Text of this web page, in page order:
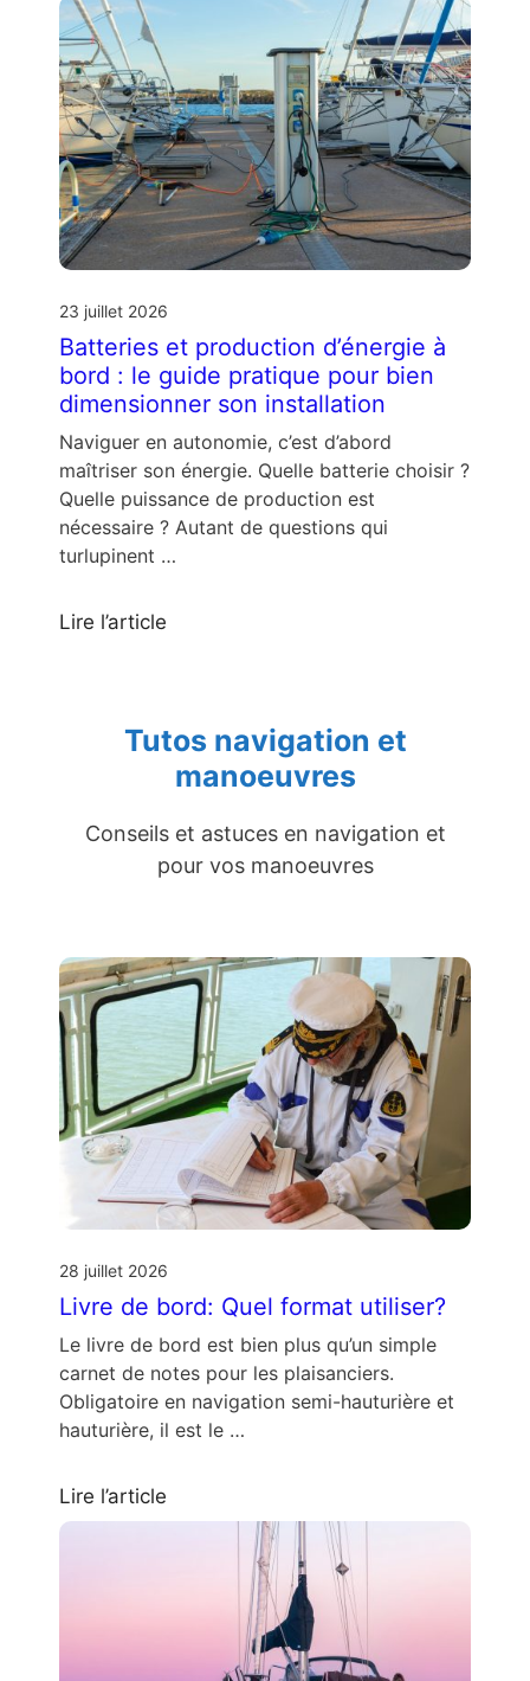
23 juillet 2026
Batteries et production d’énergie à
bord : le guide pratique pour bien
dimensionner son installation
Naviguer en autonomie, c’est d’abord
maîtriser son énergie. Quelle batterie choisir ?
Quelle puissance de production est
nécessaire ? Autant de questions qui
turlupinent …
Lire l’article
Tutos navigation et
manoeuvres
Conseils et astuces en navigation et
pour vos manoeuvres
28 juillet 2026
Livre de bord: Quel format utiliser?
Le livre de bord est bien plus qu’un simple
carnet de notes pour les plaisanciers.
Obligatoire en navigation semi-hauturière et
hauturière, il est le …
Lire l’article